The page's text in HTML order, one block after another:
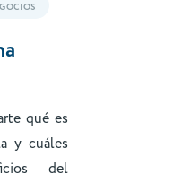
qué es
y cuáles
del